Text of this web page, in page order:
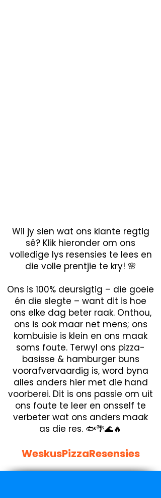
Wil jy sien wat ons klante regtig
sê? Klik hieronder om ons
volledige lys resensies te lees en
die volle prentjie te kry! 🌸
Ons is 100% deursigtig – die goeie
én die slegte – want dit is hoe
ons elke dag beter raak. Onthou,
ons is ook maar net mens; ons
kombuisie is klein en ons maak
soms foute. Terwyl ons pizza-
basisse & hamburger buns
voorafvervaardig is, word byna
alles anders hier met die hand
voorberei. Dit is ons passie om uit
ons foute te leer en onsself te
verbeter wat ons anders maak
as die res. 🐟🌴🌊🔥
WeskusPizzaResensies